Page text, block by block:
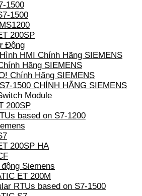
1500
1500
200SP
Động
HMI Chính Hãng SIEMENS
Hãng SIEMENS
Chính Hãng SIEMENS
1500 CHÍNH HÃNG SIEMENS
Module
200SP
based on S7-1200
200SP HA
Siemens
ET 200M
RTUs based on S7-1500